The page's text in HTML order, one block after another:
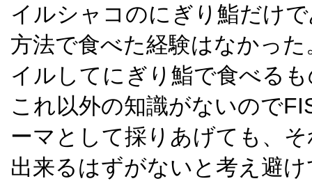
イルシャコのにぎり鮨だけ
方法で食べた経験はなかっ
イルしてにぎり鮨で食べる
これ以外の知識がないので
ーマとして採りあげても、
出来るはずがないと考え避